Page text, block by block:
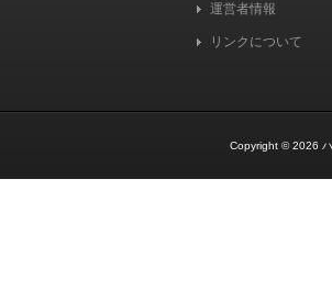
運営者情報
リンクについて
Copyright © 2026